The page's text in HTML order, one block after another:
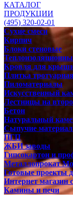
КАТАЛОГ
ПРОДУКЦИИ
(495) 320-02-01
Сухие смеси
Кирпич
Блоки стеновые
Кровля для
Плитка
Пиломатериалы
Искусственный
Лестницы на
Бетон
Натуральный
Сыпучие
ПГП
ЖБИ заводы
Гипсокартон и
Металлопрокат
Готовые проекты
Интернет магазин
Камины и печи